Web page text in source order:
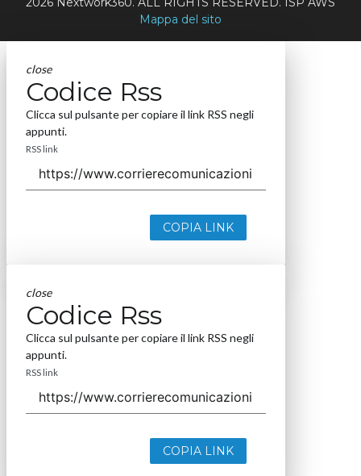
Mappa del sito
close
Codice Rss
Clicca sul pulsante per copiare il link RSS negli
appunti.
RSS link
COPIA LINK
close
Codice Rss
Clicca sul pulsante per copiare il link RSS negli
appunti.
RSS link
COPIA LINK